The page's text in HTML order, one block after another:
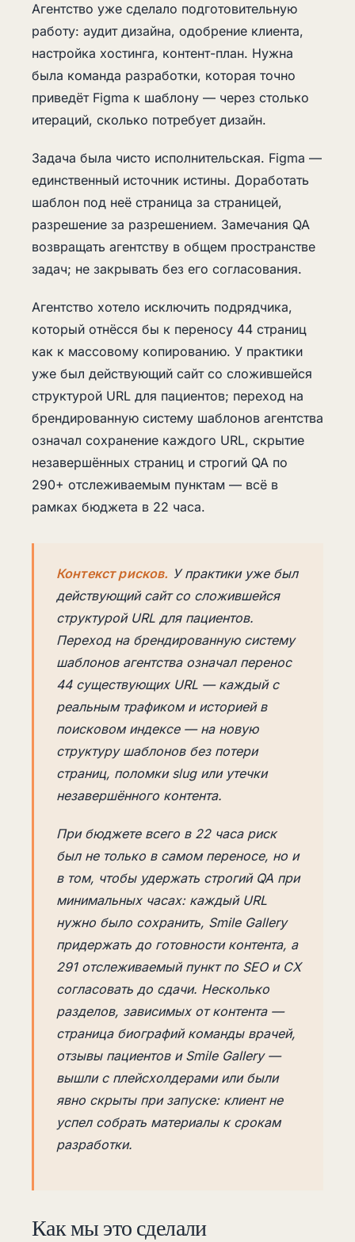
Агентство уже сделало подготовительную
работу: аудит дизайна, одобрение клиента,
настройка хостинга, контент-план. Нужна
была команда разработки, которая точно
приведёт Figma к шаблону — через столько
итераций, сколько потребует дизайн.
Задача была чисто исполнительская. Figma —
единственный источник истины. Доработать
шаблон под неё страница за страницей,
разрешение за разрешением. Замечания QA
возвращать агентству в общем пространстве
задач; не закрывать без его согласования.
Агентство хотело исключить подрядчика,
который отнёсся бы к переносу 44 страниц
как к массовому копированию. У практики
уже был действующий сайт со сложившейся
структурой URL для пациентов; переход на
брендированную систему шаблонов агентства
означал сохранение каждого URL, скрытие
незавершённых страниц и строгий QA по
290+ отслеживаемым пунктам — всё в
рамках бюджета в 22 часа.
Контекст рисков. У практики уже был
действующий сайт со сложившейся
структурой URL для пациентов.
Переход на брендированную систему
шаблонов агентства означал перенос
44 существующих URL — каждый с
реальным трафиком и историей в
поисковом индексе — на новую
структуру шаблонов без потери
страниц, поломки slug или утечки
незавершённого контента.
При бюджете всего в 22 часа риск
был не только в самом переносе, но и
в том, чтобы удержать строгий QA при
минимальных часах: каждый URL
нужно было сохранить, Smile Gallery
придержать до готовности контента, а
291 отслеживаемый пункт по SEO и CX
согласовать до сдачи. Несколько
разделов, зависимых от контента —
страница биографий команды врачей,
отзывы пациентов и Smile Gallery —
вышли с плейсхолдерами или были
явно скрыты при запуске: клиент не
успел собрать материалы к срокам
разработки.
Как мы это сделали